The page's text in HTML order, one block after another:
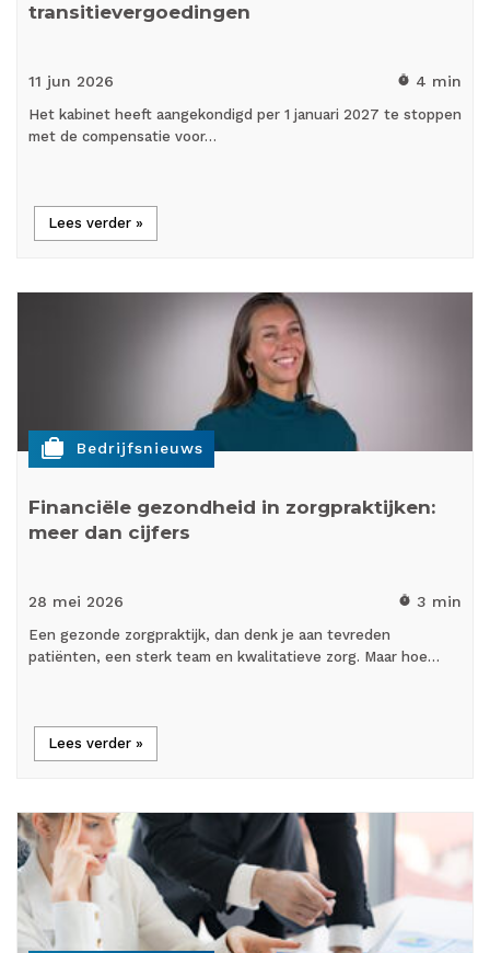
transitievergoedingen
11 jun 2026 timer 4 min
Het kabinet heeft aangekondigd per 1 januari 2027 te stoppen
met de compensatie voor…
Lees verder »
cases Bedrijfsnieuws
Financiële gezondheid in zorgpraktijken:
meer dan cijfers
28 mei 2026 timer 3 min
Een gezonde zorgpraktijk, dan denk je aan tevreden
patiënten, een sterk team en kwalitatieve zorg. Maar hoe…
Lees verder »